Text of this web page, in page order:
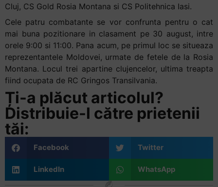
Cluj, CS Gold Rosia Montana si CS Politehnica Iasi.
Cele patru combatante se vor confrunta pentru o cat
mai buna pozitionare in clasament pe 30 august, intre
orele 9:00 si 11:00. Pana acum, pe primul loc se situeaza
reprezentantele Moldovei, urmate de fetele de la Rosia
Montana. Locul trei apartine clujencelor, ultima treapta
fiind ocupata de RC Gringos Transilvania.
Ți-a plăcut articolul?
Distribuie-l către prietenii
tăi:
Facebook Twitter
LinkedIn WhatsApp